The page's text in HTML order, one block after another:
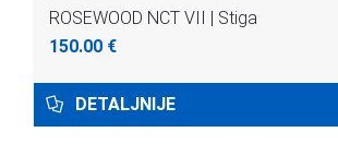
ROSEWOOD NCT VII | Stiga
150.00 €
DETALJNIJE